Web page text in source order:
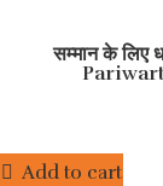
सम्मान के लिए
Add to cart